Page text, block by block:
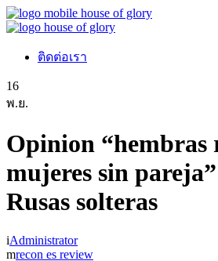
ติดต่อเรา
16
พ.ย.
Opinion “hembras
mujeres sin
Rusas solteras
Administrator
recon es review